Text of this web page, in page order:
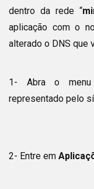
dentro da rede “
aplicação com o
alterado o DNS que
1- Abra o
representado pelo
2- Entre em